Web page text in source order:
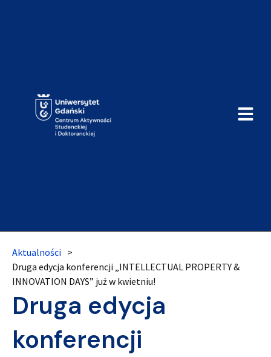
Aktualności >
Druga edycja konferencji „INTELLECTUAL PROPERTY &
INNOVATION DAYS” już w kwietniu!
Druga edycja
konferencji